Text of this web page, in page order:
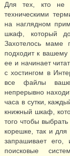
Для тех, кто не
техническими
на наглядном
шкаф, который
Захотелось маме
подходит к
ее и начинает
с хостингом в
все файлы
непрерывно
часа в сутки,
книжный шкаф,
того чтобы
корешке, так и для
запрашивает его,
поисковые